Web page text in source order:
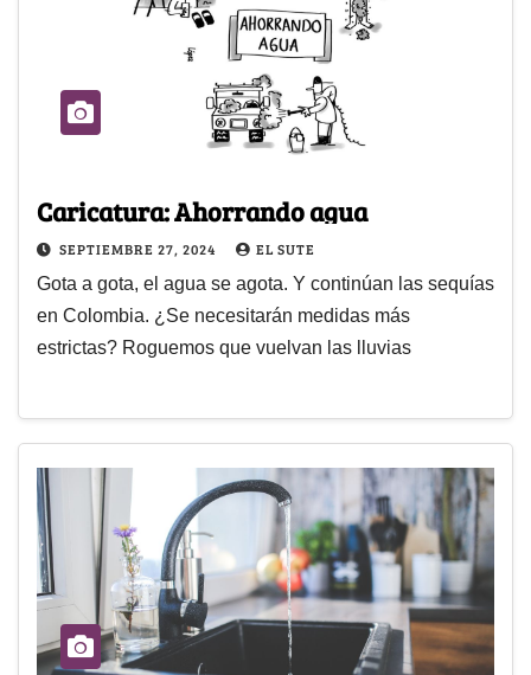
Caricatura: Ahorrando agua
SEPTIEMBRE 27, 2024 EL SUTE
Gota a gota, el agua se agota. Y continúan las sequías
en Colombia. ¿Se necesitarán medidas más
estrictas? Roguemos que vuelvan las lluvias